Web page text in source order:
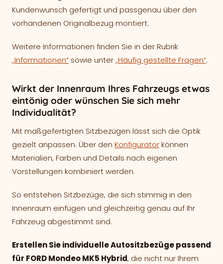
Kundenwunsch gefertigt und passgenau über den
vorhandenen Originalbezug montiert.
Weitere Informationen finden Sie in der Rubrik
„Informationen“ sowie unter„Häufig gestellte Fragen“.
Wirkt der Innenraum Ihres Fahrzeugs etwas
eintönig oder wünschen Sie sich mehr
Individualität?
Mit maßgefertigten Sitzbezügen lässt sich die Optik
gezielt anpassen. Über den Konfiguratorkönnen
Materialien, Farben und Details nach eigenen
Vorstellungen kombiniert werden.
So entstehen Sitzbezüge, die sich stimmig in den
Innenraum einfügen und gleichzeitig genau auf Ihr
Fahrzeug abgestimmt sind.
Erstellen Sie individuelle Autositzbezüge passend
für FORD Mondeo MK5 Hybrid, die nicht nur Ihrem